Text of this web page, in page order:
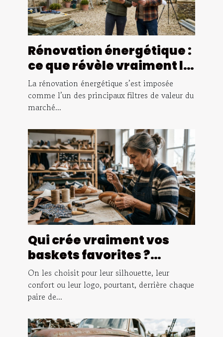
Rénovation énergétique :
ce que révèle vraiment la
performance d’un
patrimoine immobilier
La rénovation énergétique s’est imposée
comme l’un des principaux filtres de valeur du
marché...
Qui crée vraiment vos
baskets favorites ?
voyage au cœur des
métiers de la chaussure
On les choisit pour leur silhouette, leur
confort ou leur logo, pourtant, derrière chaque
paire de...